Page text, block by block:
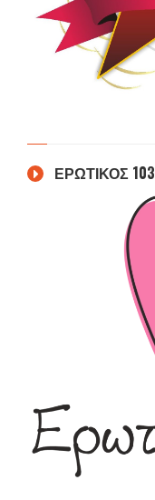
ΕΡΩΤΙΚΟΣ 103